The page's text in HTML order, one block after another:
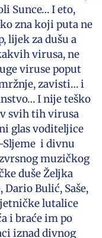
Sunce… I eto,
zna koji puta ne
lijek za dušu a
virusa, ne
viruse poput
zavisti… i
I nije teško
svih tih virusa
glas voditeljice
Sljeme i divnu
muzičkog
duše Željka
Dario Bulić, Saše,
lutalice
i braće im po
iznad divnog